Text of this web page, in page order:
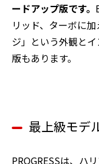
ードアップ版です。
リッド、ターボに
ジ」という外観と
版もあります。
最上級モデ
PROGRESSは、ハ